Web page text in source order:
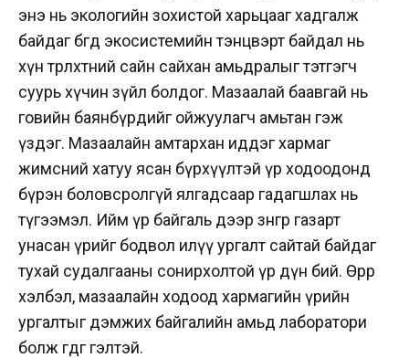
энэ нь экологийн зохистой харьцааг хадгалж
байдаг бөгөөд экосистемийн тэнцвэрт байдал нь
хүн төрөлхтний сайн сайхан амьдралыг тэтгэгч
суурь хүчин зүйл болдог. Мазаалай баавгай нь
говийн баянбүрдийг ойжуулагч амьтан гэж
үздэг. Мазаалайн амтархан иддэг хармаг
жимсний хатуу ясан бүрхүүлтэй үр ходоодонд
бүрэн боловсролгүй ялгадсаар гадагшлах нь
түгээмэл. Ийм үр байгаль дээр зөнгөөрөө газарт
унасан үрийг бодвол илүү ургалт сайтай байдаг
тухай судалгааны сонирхолтой үр дүн бий. Өөрөөр
хэлбэл, мазаалайн ходоод хармагийн үрийн
ургалтыг дэмжих байгалийн амьд лаборатори
болж өгдөг гэлтэй.